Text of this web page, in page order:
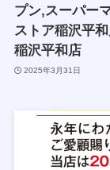
プン,スーパー
ストア稲沢平
稲沢平和店
2025年3月31日